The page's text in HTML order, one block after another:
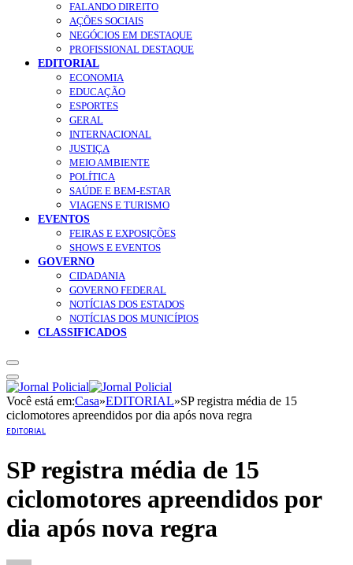
FALANDO DIREITO
AÇÕES SOCIAIS
NEGÓCIOS EM DESTAQUE
PROFISSIONAL DESTAQUE
EDITORIAL
ECONOMIA
EDUCAÇÃO
ESPORTES
GERAL
INTERNACIONAL
JUSTIÇA
MEIO AMBIENTE
POLÍTICA
SAÚDE E BEM-ESTAR
VIAGENS E TURISMO
EVENTOS
FEIRAS E EXPOSIÇÕES
SHOWS E EVENTOS
GOVERNO
CIDADANIA
GOVERNO FEDERAL
NOTÍCIAS DOS ESTADOS
NOTÍCIAS DOS MUNICÍPIOS
CLASSIFICADOS
Você está em:Casa»EDITORIAL»SP registra média de 15
ciclomotores apreendidos por dia após nova regra
EDITORIAL
SP registra média de 15
ciclomotores apreendidos por
dia após nova regra